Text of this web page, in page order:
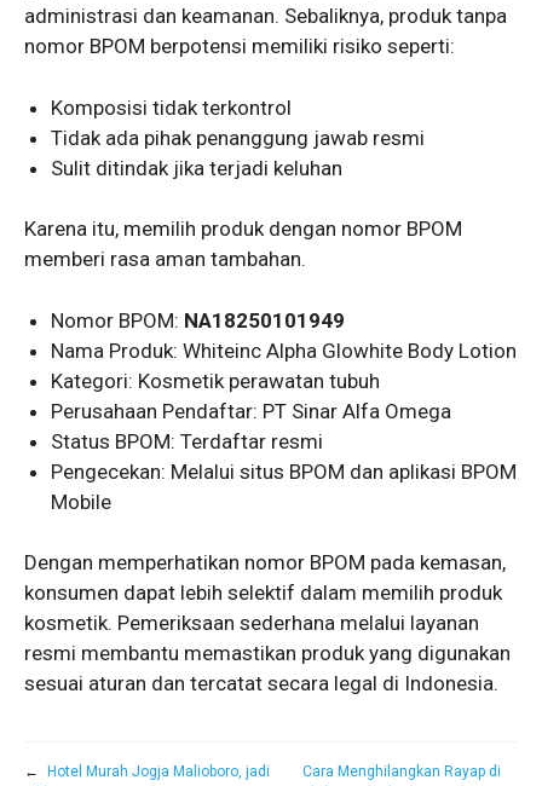
administrasi dan keamanan. Sebaliknya, produk tanpa
nomor BPOM berpotensi memiliki risiko seperti:
Komposisi tidak terkontrol
Tidak ada pihak penanggung jawab resmi
Sulit ditindak jika terjadi keluhan
Karena itu, memilih produk dengan nomor BPOM
memberi rasa aman tambahan.
Nomor BPOM: NA18250101949
Nama Produk: Whiteinc Alpha Glowhite Body Lotion
Kategori: Kosmetik perawatan tubuh
Perusahaan Pendaftar: PT Sinar Alfa Omega
Status BPOM: Terdaftar resmi
Pengecekan: Melalui situs BPOM dan aplikasi BPOM
Mobile
Dengan memperhatikan nomor BPOM pada kemasan,
konsumen dapat lebih selektif dalam memilih produk
kosmetik. Pemeriksaan sederhana melalui layanan
resmi membantu memastikan produk yang digunakan
sesuai aturan dan tercatat secara legal di Indonesia.
←
Hotel Murah Jogja Malioboro, jadi
Cara Menghilangkan Rayap di